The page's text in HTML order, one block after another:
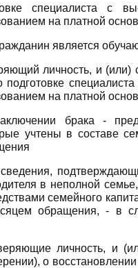
специалиста с
на платной
является
личность, и
подготовке
на платной
брака -
учтены в составе
в неполной
семейного
обращения, - в
личность, и
о